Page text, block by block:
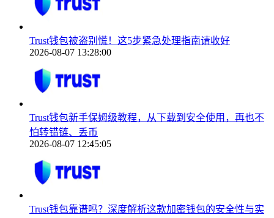
Trust钱包被盗别慌！这5步紧急处理指南请收好
2026-08-07 13:28:00
Trust钱包新手保姆级教程，从下载到安全使用，再也不
怕转错链、丢币
2026-08-07 12:45:05
Trust钱包靠谱吗？深度解析这款加密钱包的安全性与实